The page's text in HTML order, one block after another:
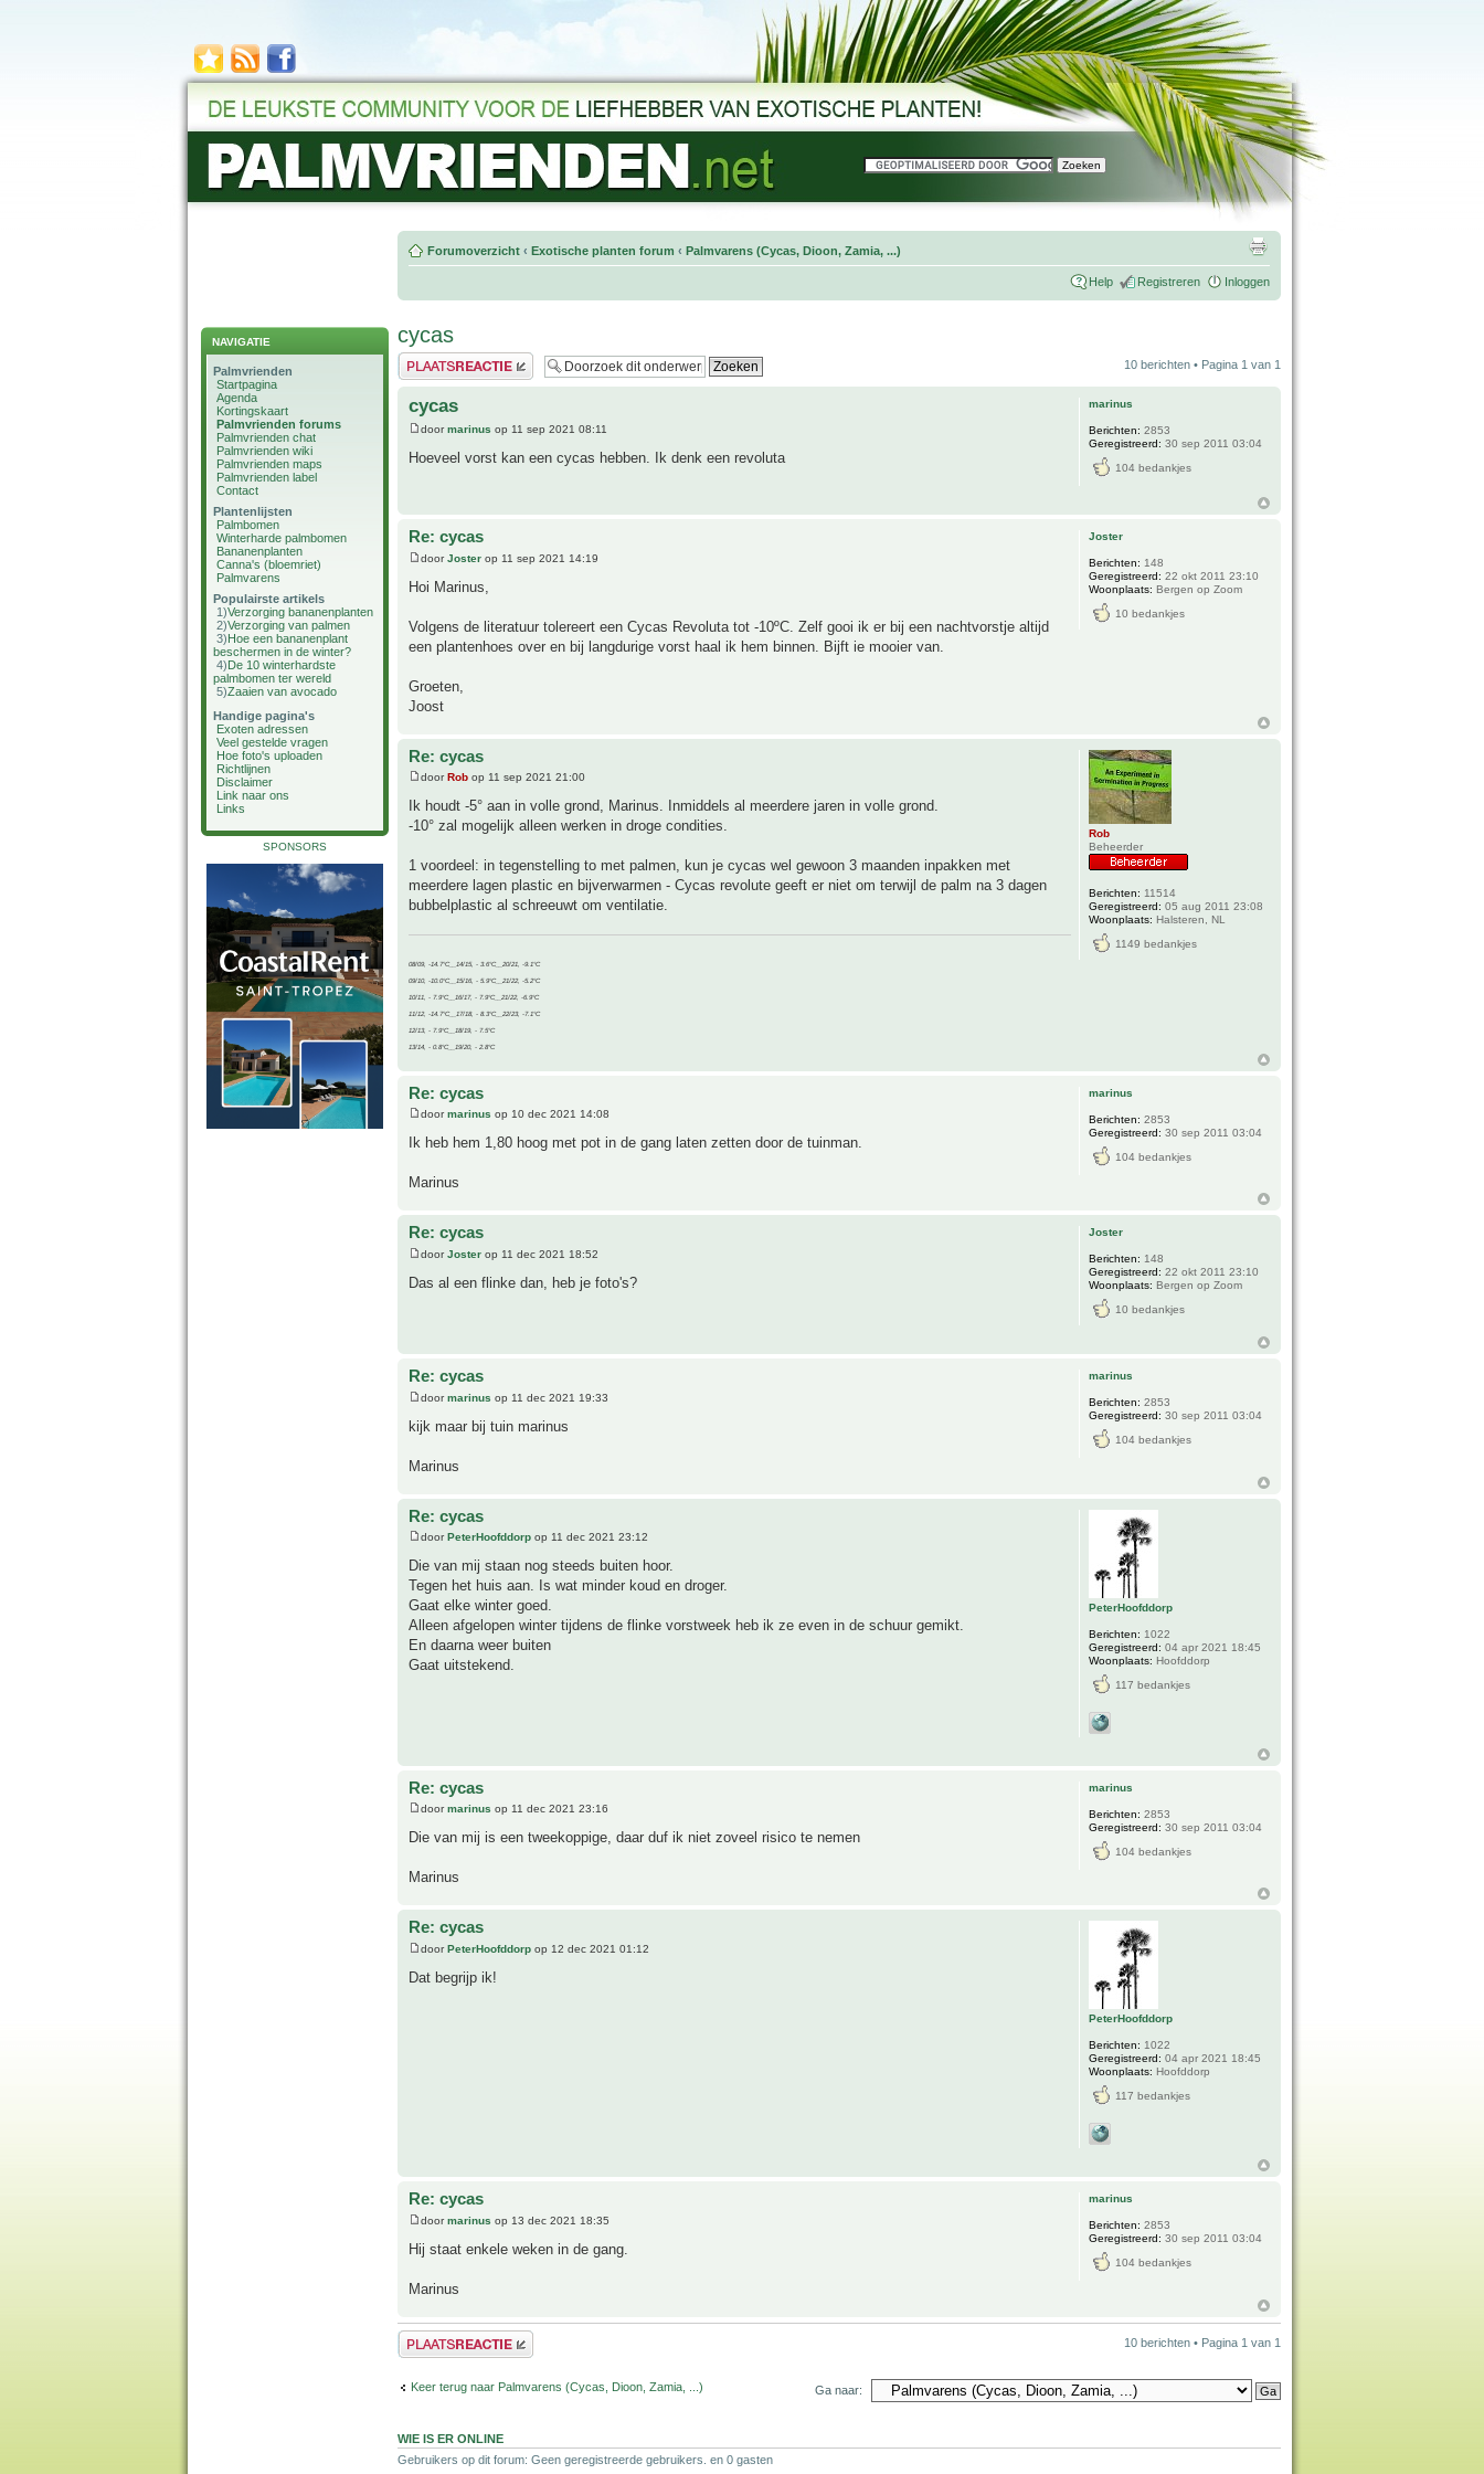
NAVIGATIE
Palmvrienden
Startpagina
Agenda
Kortingskaart
Palmvrienden forums
Palmvrienden chat
Palmvrienden wiki
Palmvrienden maps
Palmvrienden label
Contact
Plantenlijsten
Palmbomen
Winterharde palmbomen
Bananenplanten
Canna's (bloemriet)
Palmvarens
Populairste artikels
1)Verzorging bananenplanten
2)Verzorging van palmen
3)Hoe een bananenplant
beschermen in de winter?
4)De 10 winterhardste
palmbomen ter wereld
5)Zaaien van avocado
Handige pagina's
Exoten adressen
Veel gestelde vragen
Hoe foto's uploaden
Richtlijnen
Disclaimer
Link naar ons
Links
SPONSORS
Forumoverzicht ‹ Exotische planten forum ‹ Palmvarens (Cycas, Dioon, Zamia, ...)
Help Registreren Inloggen
cycas
Plaats een reactie 10 berichten • Pagina 1 van 1
cycas
doormarinus op 11 sep 2021 08:11
Hoeveel vorst kan een cycas hebben. Ik denk een revoluta
marinus
Berichten: 2853
Geregistreerd: 30 sep 2011 03:04
104 bedankjes
Re: cycas
doorJoster op 11 sep 2021 14:19
Hoi Marinus,
Volgens de literatuur tolereert een Cycas Revoluta tot -10ºC. Zelf gooi ik er bij een nachtvorstje altijd
een plantenhoes over en bij langdurige vorst haal ik hem binnen. Bijft ie mooier van.
Groeten,
Joost
Joster
Berichten: 148
Geregistreerd: 22 okt 2011 23:10
Woonplaats: Bergen op Zoom
10 bedankjes
Re: cycas
doorRob op 11 sep 2021 21:00
Ik houdt -5° aan in volle grond, Marinus. Inmiddels al meerdere jaren in volle grond.
-10° zal mogelijk alleen werken in droge condities.
1 voordeel: in tegenstelling to met palmen, kun je cycas wel gewoon 3 maanden inpakken met
meerdere lagen plastic en bijverwarmen - Cycas revolute geeft er niet om terwijl de palm na 3 dagen
bubbelplastic al schreeuwt om ventilatie.
08/09, -14.7°C__14/15, - 3.6°C__20/21, -9.1°C
09/10, -10.0°C__15/16, - 5.9°C__21/22, -5.2°C
10/11, - 7.9°C__16/17, - 7.9°C__21/22, -6.9°C
11/12, -14.7°C__17/18, - 8.3°C__22/23, -7.1°C
12/13, - 7.9°C__18/19, - 7.5°C
13/14, - 0.8°C__19/20, - 2.8°C
Rob
Beheerder
Berichten: 11514
Geregistreerd: 05 aug 2011 23:08
Woonplaats: Halsteren, NL
1149 bedankjes
Re: cycas
doormarinus op 10 dec 2021 14:08
Ik heb hem 1,80 hoog met pot in de gang laten zetten door de tuinman.
Marinus
marinus
Berichten: 2853
Geregistreerd: 30 sep 2011 03:04
104 bedankjes
Re: cycas
doorJoster op 11 dec 2021 18:52
Das al een flinke dan, heb je foto's?
Joster
Berichten: 148
Geregistreerd: 22 okt 2011 23:10
Woonplaats: Bergen op Zoom
10 bedankjes
Re: cycas
doormarinus op 11 dec 2021 19:33
kijk maar bij tuin marinus
Marinus
marinus
Berichten: 2853
Geregistreerd: 30 sep 2011 03:04
104 bedankjes
Re: cycas
doorPeterHoofddorp op 11 dec 2021 23:12
Die van mij staan nog steeds buiten hoor.
Tegen het huis aan. Is wat minder koud en droger.
Gaat elke winter goed.
Alleen afgelopen winter tijdens de flinke vorstweek heb ik ze even in de schuur gemikt.
En daarna weer buiten
Gaat uitstekend.
PeterHoofddorp
Berichten: 1022
Geregistreerd: 04 apr 2021 18:45
Woonplaats: Hoofddorp
117 bedankjes
Re: cycas
doormarinus op 11 dec 2021 23:16
Die van mij is een tweekoppige, daar duf ik niet zoveel risico te nemen
Marinus
marinus
Berichten: 2853
Geregistreerd: 30 sep 2011 03:04
104 bedankjes
Re: cycas
doorPeterHoofddorp op 12 dec 2021 01:12
Dat begrijp ik!
PeterHoofddorp
Berichten: 1022
Geregistreerd: 04 apr 2021 18:45
Woonplaats: Hoofddorp
117 bedankjes
Re: cycas
doormarinus op 13 dec 2021 18:35
Hij staat enkele weken in de gang.
Marinus
marinus
Berichten: 2853
Geregistreerd: 30 sep 2011 03:04
104 bedankjes
Plaats een reactie 10 berichten • Pagina 1 van 1
Keer terug naar Palmvarens (Cycas, Dioon, Zamia, ...) Ga naar:
WIE IS ER ONLINE
Gebruikers op dit forum: Geen geregistreerde gebruikers. en 0 gasten